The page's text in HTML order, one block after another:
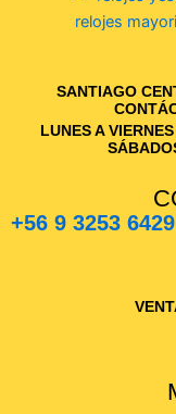
SANTIAGO
LUNES A
+56 9 3253 6429